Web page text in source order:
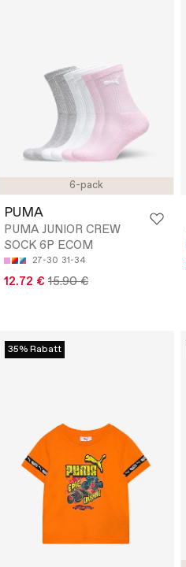
6-pack
PUMA
PUMA JUNIOR CREW
SOCK 6P ECOM
27-30 31-34
12.72 € 15.90 €
35% Rabatt